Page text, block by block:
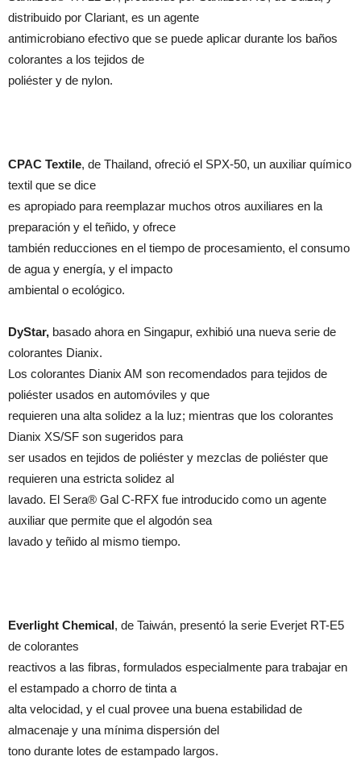
distribuido por Clariant, es un agente
antimicrobiano efectivo que se puede aplicar durante los baños
colorantes a los tejidos de
poliéster y de nylon.
CPAC Textile, de Thailand, ofreció el SPX-50, un auxiliar químico
textil que se dice
es apropiado para reemplazar muchos otros auxiliares en la
preparación y el teñido, y ofrece
también reducciones en el tiempo de procesamiento, el consumo
de agua y energía, y el impacto
ambiental o ecológico.
DyStar, basado ahora en Singapur, exhibió una nueva serie de
colorantes Dianix.
Los colorantes Dianix AM son recomendados para tejidos de
poliéster usados en automóviles y que
requieren una alta solidez a la luz; mientras que los colorantes
Dianix XS/SF son sugeridos para
ser usados en tejidos de poliéster y mezclas de poliéster que
requieren una estricta solidez al
lavado. El Sera® Gal C-RFX fue introducido como un agente
auxiliar que permite que el algodón sea
lavado y teñido al mismo tiempo.
Everlight Chemical, de Taiwán, presentó la serie Everjet RT-E5
de colorantes
reactivos a las fibras, formulados especialmente para trabajar en
el estampado a chorro de tinta a
alta velocidad, y el cual provee una buena estabilidad de
almacenaje y una mínima dispersión del
tono durante lotes de estampado largos.